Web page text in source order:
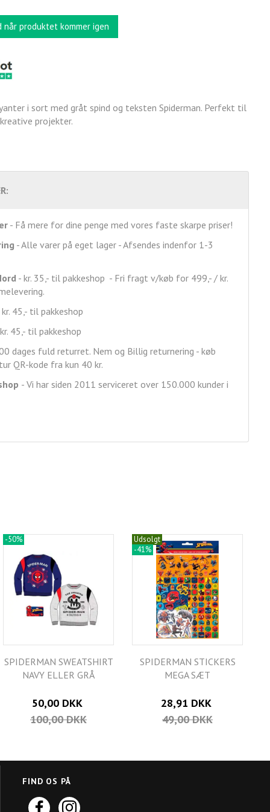
når produktet kommer igen
i sort med gråt spind og teksten Spiderman. Perfekt til
projekter.
- Få mere for dine penge med vores faste skarpe priser!
- Alle varer på eget lager - Afsendes indenfor 1-3
- kr. 35,- til pakkeshop - Fri fragt v/køb for 499,- / kr.
45,- til pakkeshop
45,- til pakkeshop
dages fuld returret. Nem og Billig returnering - køb
QR-kode fra kun 40 kr.
- Vi har siden 2011 serviceret over 150.000 kunder i
-50%
SPIDERMAN SWEATSHIRT
NAVY ELLER GRÅ
50,00 DKK
100,00 DKK
Udsolgt
-41%
SPIDERMAN STICKERS
MEGA SÆT
28,91 DKK
49,00 DKK
FIND OS PÅ